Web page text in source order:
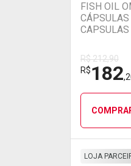
FISH OIL
R$ 212,90
R$182
LOJA